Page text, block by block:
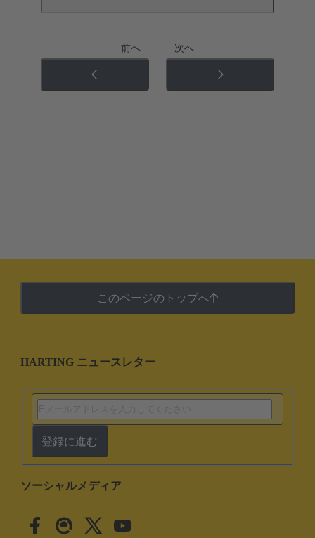
前へ 次へ
このページのトップへ
HARTING ニュースレター
登録に進む
ソーシャルメディア